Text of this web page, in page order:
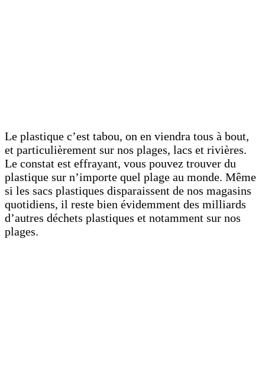
Le plastique c’est tabou, on en viendra tous à bout,
et particulièrement sur nos plages, lacs et rivières.
Le constat est effrayant, vous pouvez trouver du
plastique sur n’importe quel plage au monde. Même
si les sacs plastiques disparaissent de nos magasins
quotidiens, il reste bien évidemment des milliards
d’autres déchets plastiques et notamment sur nos
plages.